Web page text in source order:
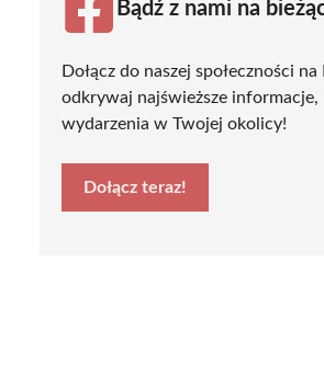
Bądź z nami na
Dołącz do naszej społeczności na
odkrywaj najświeższe informacje,
wydarzenia w Twojej okolicy!
Dołącz teraz!